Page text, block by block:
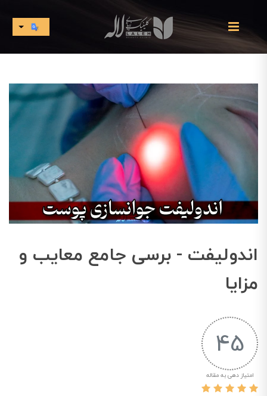
اندولیفت - برسی جامع معایب و
مزایا
45
امتیاز دهی به مقاله